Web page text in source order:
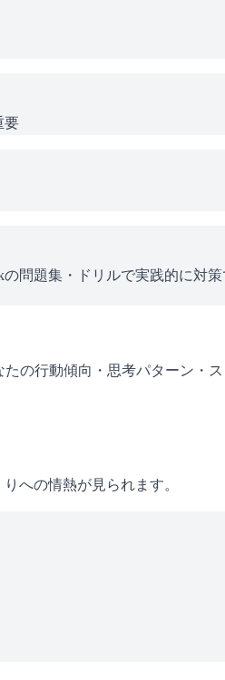
要
問題集・ドリルで実践的に対策
の行動傾向・思考パターン・
への情熱が見られます。